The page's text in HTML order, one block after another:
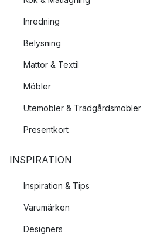
Inredning
Belysning
Mattor & Textil
Möbler
Utemöbler & Trädgårdsmöbler
Presentkort
INSPIRATION
Inspiration & Tips
Varumärken
Designers